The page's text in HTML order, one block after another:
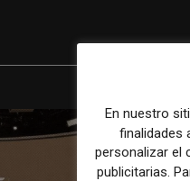
En nuestro
finalidades
personalizar el
publicitarias.